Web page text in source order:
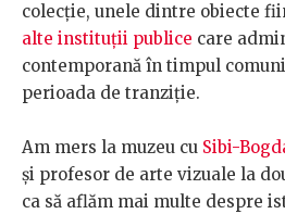
colecție, unele dintre obiecte
alte instituții publice care
contemporană în timpul
perioada de tranziție.
Am mers la muzeu cu Sibi-
și profesor de arte vizuale la
ca să aflăm mai multe despre